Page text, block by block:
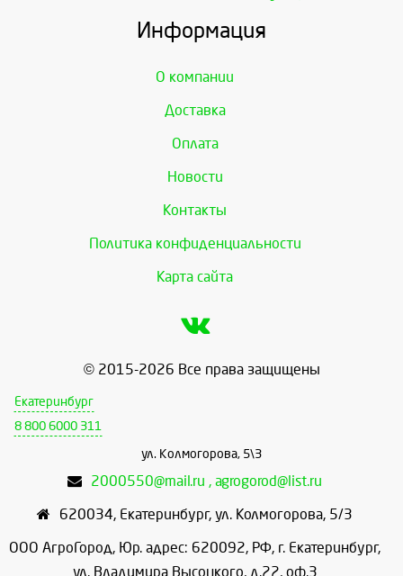
Информация
О компании
Доставка
Оплата
Новости
Контакты
Политика конфиденциальности
Карта сайта
© 2015-2026 Все права защищены
Екатеринбург
8 800 6000 311
ул. Колмогорова, 5\3
2000550@mail.ru , agrogorod@list.ru
620034, Екатеринбург, ул. Колмогорова, 5/3
ООО АгроГород, Юр. адрес: 620092, РФ, г. Екатеринбург,
ул. Владимира Высоцкого, д.22, оф.3